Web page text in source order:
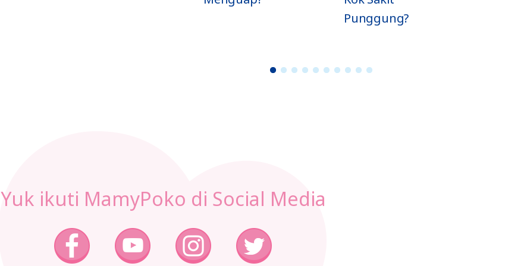
1 2 3 4 5 6 7 8 9 1
Yuk ikuti MamyPoko di Social Media